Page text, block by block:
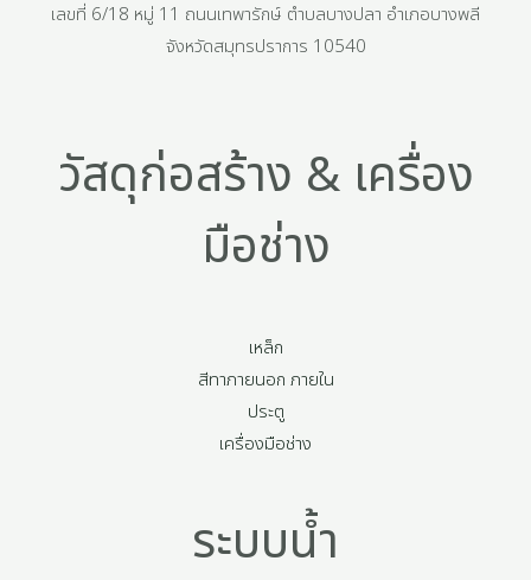
เลขที่ 6/18 หมู่ 11 ถนนเทพารักษ์ ตำบลบางปลา อำเภอบางพลี
จังหวัดสมุทรปราการ 10540
วัสดุก่อสร้าง & เครื่อง
มือช่าง
เหล็ก
สีทาภายนอก ภายใน
ประตู
เครื่องมือช่าง
ระบบน้ำ